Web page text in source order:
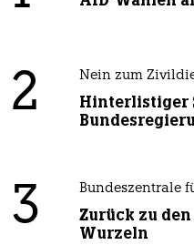
2 Nein zum
Hinterlistiger
3 Bundeszentrale
Zurück zu
Wurzeln